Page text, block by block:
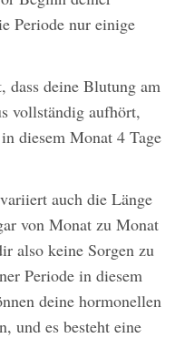
Periode nur einige
dass deine Blutung am
vollständig aufhört,
diesem Monat 4 Tage
auch die Länge
von Monat zu Monat
also keine Sorgen zu
Periode in diesem
deine hormonellen
und es besteht eine